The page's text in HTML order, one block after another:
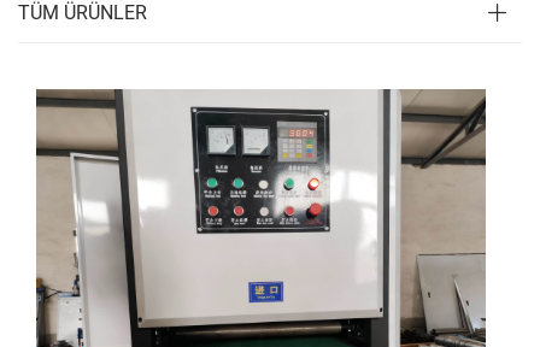
TÜM ÜRÜNLER